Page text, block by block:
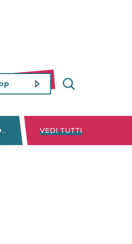
DISNEY+ NETFLIX
VEDI TUTTI